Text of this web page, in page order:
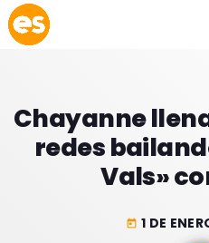
play_arrow EMISIÓN LA PAZ
EMISIÓN
Chayanne
redes
Vals»
today 1 DE